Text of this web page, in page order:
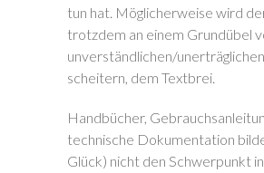
tun hat. Möglicherweise wird
trotzdem an einem Grundübel
unverständlichen/
scheitern, dem Textbrei.
Handbücher,
technische Dokumentation
Glück) nicht den Schwerpunkt